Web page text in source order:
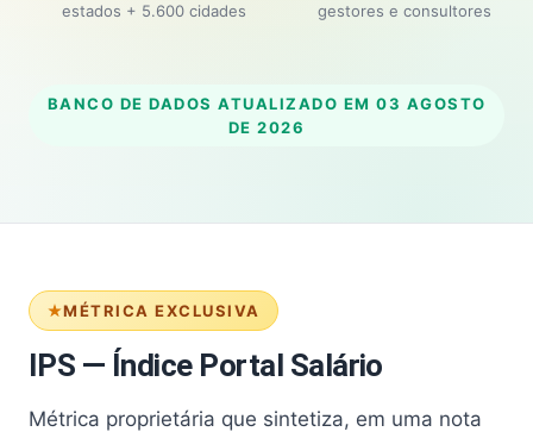
estados + 5.600 cidades gestores e consultores
BANCO DE DADOS ATUALIZADO EM 03 AGOSTO
DE 2026
MÉTRICA EXCLUSIVA
IPS — Índice Portal Salário
Métrica proprietária que sintetiza, em uma nota